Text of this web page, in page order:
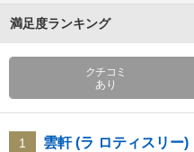
満足度ランキング
クチコミ
あり
1 雲軒 (ラ ロティスリー)